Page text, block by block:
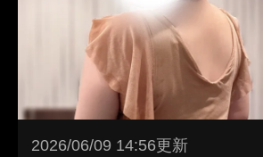
2026/06/09 14:56更新